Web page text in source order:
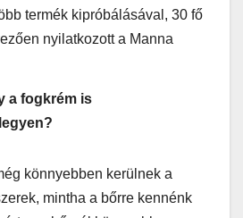
termék kipróbálásával, 30 fő
nyilatkozott a Manna
a fogkrém is
könnyebben kerülnek a
mintha a bőrre kennénk